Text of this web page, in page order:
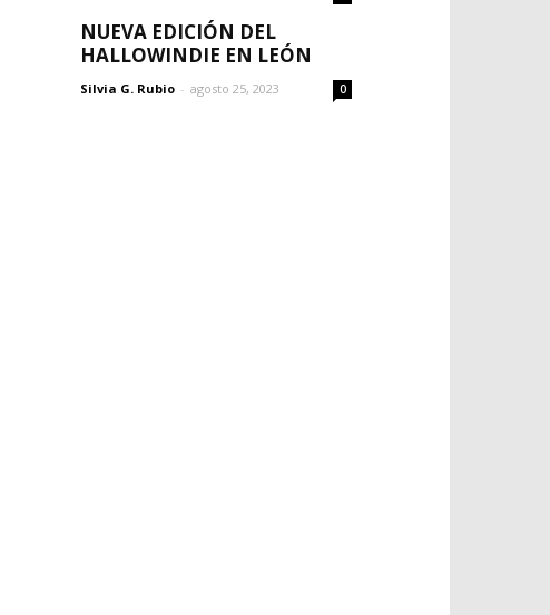
0
NUEVA EDICIÓN DEL
HALLOWINDIE EN LEÓN
Silvia G. Rubio - agosto 25, 2023 0